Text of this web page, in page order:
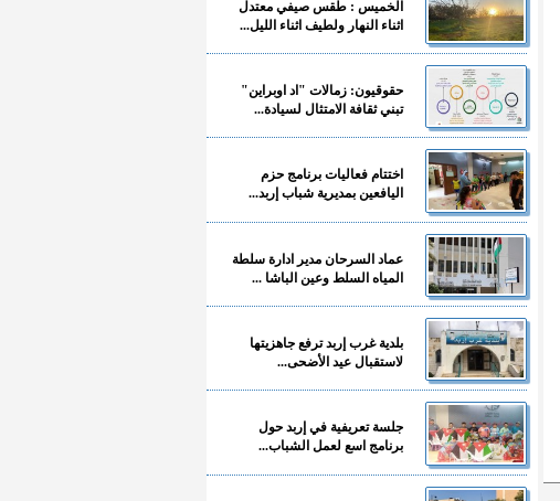
الخميس : طقس صيفي معتدل
اثناء النهار ولطيف اثناء الليل...
حقوقيون: زمالات "اد اوبراين"
تبني ثقافة الامتثال لسيادة...
اختتام فعاليات برنامج حزم
اليافعين بمديرية شباب إربد...
عماد السرحان مدير ادارة سلطة
المياه السلط وعين الباشا ...
بلدية غرب إربد ترفع جاهزيتها
لاستقبال عيد الأضحى...
جلسة تعريفية في إربد حول
برنامج اسع لعمل الشباب...